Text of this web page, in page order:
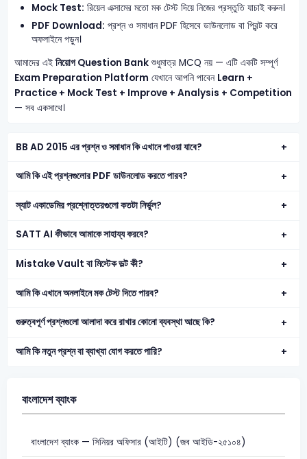
Mock Test: রিয়েল এক্সামের মতো মক টেস্ট দিয়ে নিজের প্রস্তুতি যাচাই করুন।
PDF Download: প্রশ্ন ও সমাধান PDF হিসেবে ডাউনলোড বা প্রিন্ট করে
অফলাইনে পড়ুন।
আমাদের এই নিয়োগ Question Bankশুধুমাত্র MCQ নয় — এটি একটি সম্পূর্ণ
Exam Preparation Platform যেখানে আপনি পাবেন Learn +
Practice + Mock Test + Improve + Analysis + Competition
— সব একসাথে।
BB AD 2015 এর প্রশ্ন ও সমাধান কি এখানে পাওয়া যাবে?
আমি কি এই প্রশ্নগুলোর PDF ডাউনলোড করতে পারব?
স্যাট একাডেমির প্রশ্নোত্তরগুলো কতটা নির্ভুল?
SATT AI কীভাবে আমাকে সাহায্য করবে?
Mistake Vault বা মিস্টেক ভল্ট কী?
আমি কি এখানে অনলাইনে মক টেস্ট দিতে পারব?
গুরুত্বপূর্ণ প্রশ্নগুলো আলাদা করে রাখার কোনো ব্যবস্থা আছে কি?
আমি কি নতুন প্রশ্ন বা ব্যাখ্যা যোগ করতে পারি?
বাংলাদেশ ব্যাংক
বাংলাদেশ ব্যাংক — সিনিয়র অফিসার (আইটি) (জব আইডি-২৫১০৪)